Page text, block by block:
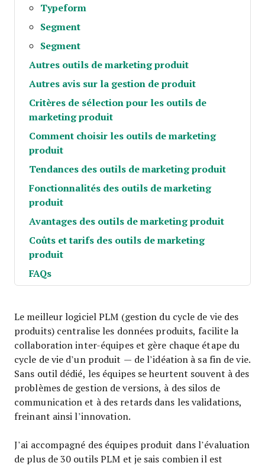
Typeform
Segment
Segment
Autres outils de marketing produit
Autres avis sur la gestion de produit
Critères de sélection pour les outils de
marketing produit
Comment choisir les outils de marketing
produit
Tendances des outils de marketing produit
Fonctionnalités des outils de marketing
produit
Avantages des outils de marketing produit
Coûts et tarifs des outils de marketing
produit
FAQs
Le meilleur logiciel PLM (gestion du cycle de vie des
produits) centralise les données produits, facilite la
collaboration inter-équipes et gère chaque étape du
cycle de vie d’un produit — de l’idéation à sa fin de vie.
Sans outil dédié, les équipes se heurtent souvent à des
problèmes de gestion de versions, à des silos de
communication et à des retards dans les validations,
freinant ainsi l’innovation.
J’ai accompagné des équipes produit dans l’évaluation
de plus de 30 outils PLM et je sais combien il est